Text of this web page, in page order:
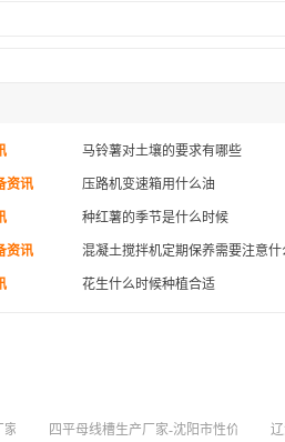
马铃薯对土壤的要求有哪些
资讯 压路机变速箱用什么油
种红薯的季节是什么时候
资讯 混凝土搅拌机定期保养需要注意什
花生什么时候种植合适
家 四平母线槽生产厂家-沈阳市性价比高的